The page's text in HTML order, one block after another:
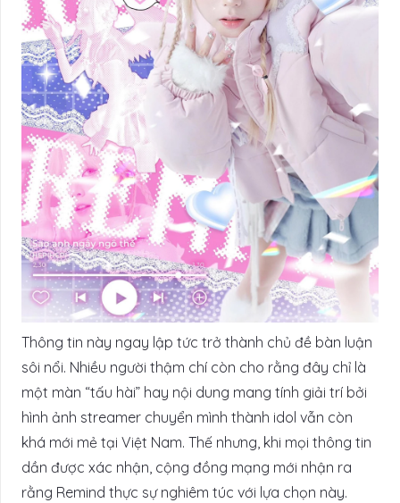
Thông tin này ngay lập tức trở thành chủ đề bàn luận
sôi nổi. Nhiều người thậm chí còn cho rằng đây chỉ là
một màn “tấu hài” hay nội dung mang tính giải trí bởi
hình ảnh streamer chuyển mình thành idol vẫn còn
khá mới mẻ tại Việt Nam. Thế nhưng, khi mọi thông tin
dần được xác nhận, cộng đồng mạng mới nhận ra
rằng Remind thực sự nghiêm túc với lựa chọn này.